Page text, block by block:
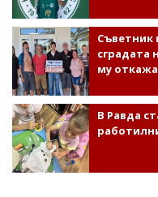
Съветник
сградата
му
В Равда